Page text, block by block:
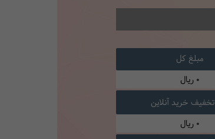
مبلغ کل
0 ریال
تخفیف خرید آنلاین
0 ریال